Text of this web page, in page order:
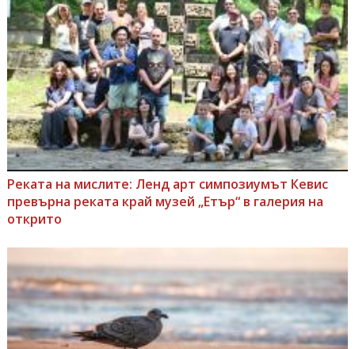
Реката на мислите: Ленд арт симпозиумът Кевис
превърна реката край музей „Етър“ в галерия на
открито